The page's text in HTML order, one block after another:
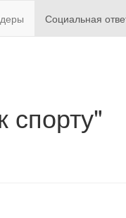
Социальная
спорту"